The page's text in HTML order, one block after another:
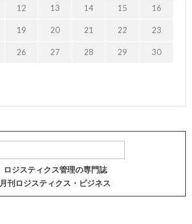
12 13 14 15 16
19 20 21 22 23
26 27 28 29 30
ロジスティクス管理の専門誌
月刊ロジスティクス・ビジネス